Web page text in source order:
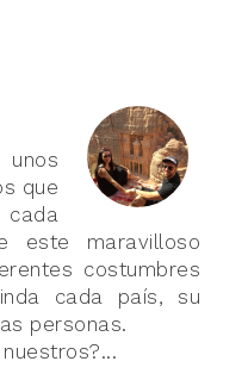
que
este maravilloso
costumbres
cada país, su
personas.